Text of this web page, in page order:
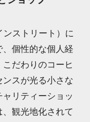
ンストリート）に
個性的な個人経
だわりのコーヒ
スが光る小さな
リティーショッ
観光地化されて